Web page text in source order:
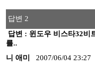
답변 2
답변 : 윈도우 비스타32비
를..
니 애미
2007/06/04 23:27